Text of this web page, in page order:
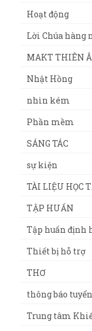
Hoạt động
Lời Chúa hàng
MAKT THIÊN
Nhật Hồng
nhìn kém
Phần mềm
SÁNG TÁC
sự kiện
TÀI LIỆU HỌC
TẬP HUẤN
Tập huấn định
Thiết bị hỗ trợ
THƠ
thông báo
Trung tâm